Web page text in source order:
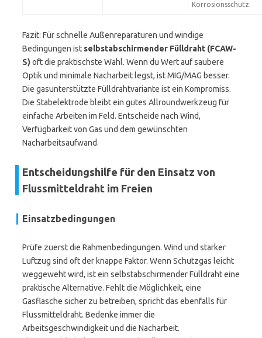
Korrosionsschutz.
Fazit: Für schnelle Außenreparaturen und windige
Bedingungen ist selbstabschirmender Fülldraht (FCAW-
S) oft die praktischste Wahl. Wenn du Wert auf saubere
Optik und minimale Nacharbeit legst, ist MIG/MAG besser.
Die gasunterstützte Fülldrahtvariante ist ein Kompromiss.
Die Stabelektrode bleibt ein gutes Allroundwerkzeug für
einfache Arbeiten im Feld. Entscheide nach Wind,
Verfügbarkeit von Gas und dem gewünschten
Nacharbeitsaufwand.
Entscheidungshilfe für den Einsatz von
Flussmitteldraht im Freien
Einsatzbedingungen
Prüfe zuerst die Rahmenbedingungen. Wind und starker
Luftzug sind oft der knappe Faktor. Wenn Schutzgas leicht
weggeweht wird, ist ein selbstabschirmender Fülldraht eine
praktische Alternative. Fehlt die Möglichkeit, eine
Gasflasche sicher zu betreiben, spricht das ebenfalls für
Flussmitteldraht. Bedenke immer die
Arbeitsgeschwindigkeit und die Nacharbeit.